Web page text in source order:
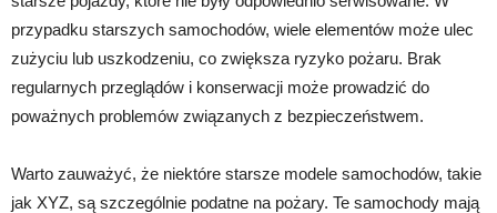
przypadku starszych samochodów, wiele elementów może ulec
zużyciu lub uszkodzeniu, co zwiększa ryzyko pożaru. Brak
regularnych przeglądów i konserwacji może prowadzić do
poważnych problemów związanych z bezpieczeństwem.
Warto zauważyć, że niektóre starsze modele samochodów, takie
jak XYZ, są szczególnie podatne na pożary. Te samochody mają